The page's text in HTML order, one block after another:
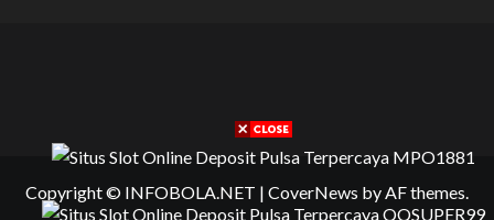
Copyright © INFOBOLA.NET | CoverNews by AF themes.